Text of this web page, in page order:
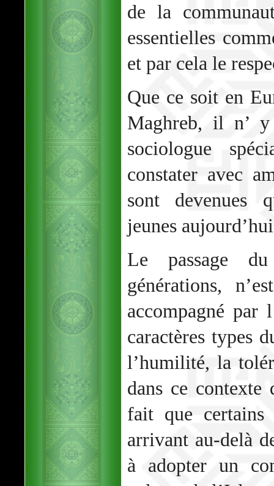
de la
essentielles
et par cela le
Que ce soit en
Maghreb, il n’
sociologue
constater avec
sont devenues
jeunes
Le passage
générations,
accompagné par
caractères types
l’humilité, la
dans ce contexte
fait que certains
arrivant au-delà
à adopter un